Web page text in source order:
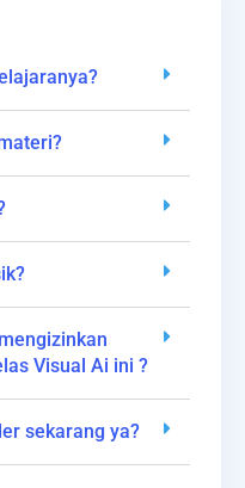
Visual Ai ini ?
sekarang ya?